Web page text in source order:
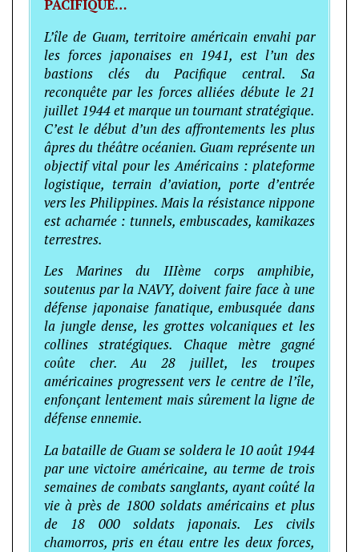
PACIFIQUE…
L’île de Guam, territoire américain envahi par
les forces japonaises en 1941, est l’un des
bastions clés du Pacifique central. Sa
reconquête par les forces alliées débute le 21
juillet 1944 et marque un tournant stratégique.
C’est le début d’un des affrontements les plus
âpres du théâtre océanien. Guam représente un
objectif vital pour les Américains : plateforme
logistique, terrain d’aviation, porte d’entrée
vers les Philippines. Mais la résistance nippone
est acharnée : tunnels, embuscades, kamikazes
terrestres.
Les Marines du IIIème corps amphibie,
soutenus par la NAVY, doivent faire face à une
défense japonaise fanatique, embusquée dans
la jungle dense, les grottes volcaniques et les
collines stratégiques. Chaque mètre gagné
coûte cher. Au 28 juillet, les troupes
américaines progressent vers le centre de l’île,
enfonçant lentement mais sûrement la ligne de
défense ennemie.
La bataille de Guam se soldera le 10 août 1944
par une victoire américaine, au terme de trois
semaines de combats sanglants, ayant coûté la
vie à près de 1800 soldats américains et plus
de 18 000 soldats japonais. Les civils
chamorros, pris en étau entre les deux forces,